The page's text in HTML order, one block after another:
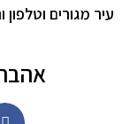
עיר מגורים